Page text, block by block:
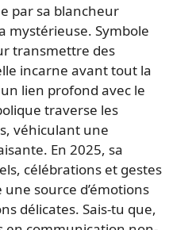
par sa blancheur
mystérieuse. Symbole
transmettre des
incarne avant tout la
lien profond avec le
traverse les
véhiculant une
En 2025, sa
célébrations et gestes
source d’émotions
délicates. Sais-tu que,